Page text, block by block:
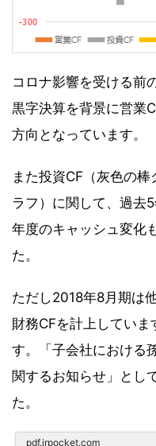
コロナ影響を受ける前
黒字決算を背景に営業
方向となっています。
また投資CF（灰色の
ラフ）に関して、過去
年度のキャッシュ変化
た。
ただし2018年8月期は
財務CFを計上してい
す。「子会社における
関するお知らせ」とし
た。
pdf.irpocket.com